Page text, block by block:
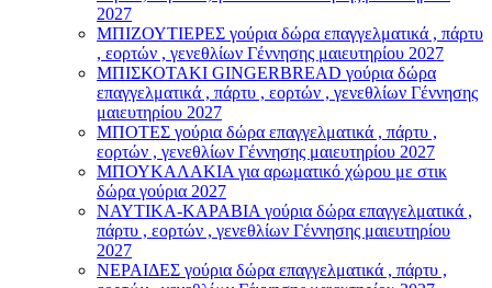
2027
ΜΠΙΖΟΥΤΙΕΡΕΣ γούρια δώρα επαγγελματικά , πάρτυ
, εορτών , γενεθλίων Γέννησης μαιευτηρίου 2027
ΜΠΙΣΚΟΤΑΚΙ GINGERBREAD γούρια δώρα
επαγγελματικά , πάρτυ , εορτών , γενεθλίων Γέννησης
μαιευτηρίου 2027
ΜΠΟΤΕΣ γούρια δώρα επαγγελματικά , πάρτυ ,
εορτών , γενεθλίων Γέννησης μαιευτηρίου 2027
ΜΠΟΥΚΑΛΑΚΙΑ για αρωματικό χώρου με στικ
δώρα γούρια 2027
ΝΑΥΤΙΚΑ-ΚΑΡΑΒΙΑ γούρια δώρα επαγγελματικά ,
πάρτυ , εορτών , γενεθλίων Γέννησης μαιευτηρίου
2027
ΝΕΡΑΙΔΕΣ γούρια δώρα επαγγελματικά , πάρτυ ,